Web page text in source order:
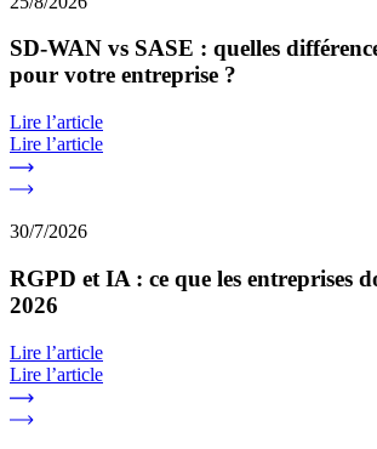
SD-WAN vs SASE : quelles
pour votre entreprise ?
Lire l’article
Lire l’article
30/7/2026
RGPD et IA : ce que les entreprises
2026
Lire l’article
Lire l’article